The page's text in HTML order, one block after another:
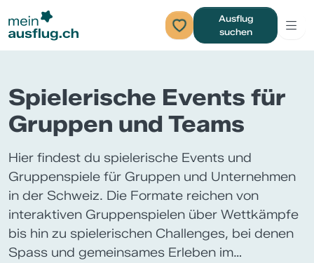
Ausflug
suchen
Spielerische Events für
Gruppen und Teams
Hier findest du spielerische Events und
Gruppenspiele für Gruppen und Unternehmen
in der Schweiz. Die Formate reichen von
interaktiven Gruppenspielen über Wettkämpfe
bis hin zu spielerischen Challenges, bei denen
Spass und gemeinsames Erleben im